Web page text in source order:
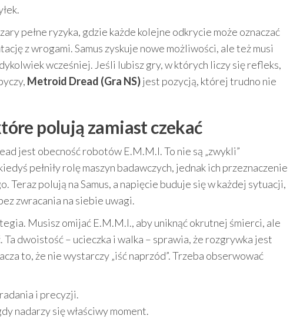
pełne ryzyka, gdzie każde kolejne odkrycie może oznaczać
z wrogami. Samus zyskuje nowe możliwości, ale też musi
wcześniej. Jeśli lubisz gry, w których liczy się refleks,
Metroid Dread (Gra NS)jest pozycją, której trudno nie
polują zamiast czekać
jest obecność robotów E.M.M.I. To nie są „zwykli”
pełniły rolę maszyn badawczych, jednak ich przeznaczenie
Teraz polują na Samus, a napięcie buduje się w każdej sytuacji,
zwracania na siebie uwagi.
Musisz omijać E.M.M.I., aby uniknąć okrutnej śmierci, ale
dwoistość – ucieczka i walka – sprawia, że rozgrywka jest
to, że nie wystarczy „iść naprzód”. Trzeba obserwować
i precyzji.
nadarzy się właściwy moment.